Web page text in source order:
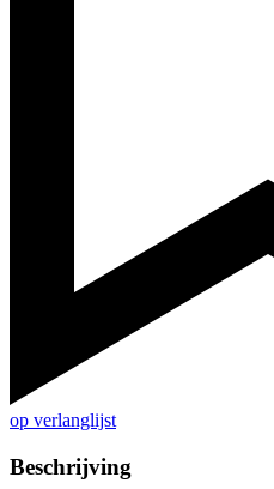
op verlanglijst
Beschrijving